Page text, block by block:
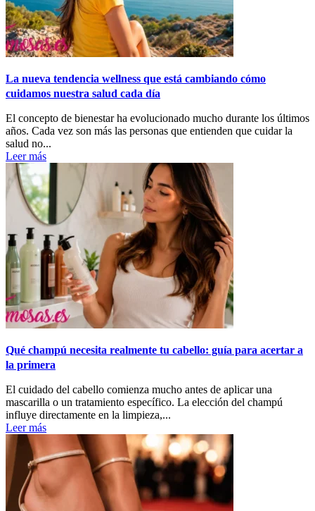
La nueva tendencia wellness que está cambiando cómo
cuidamos nuestra salud cada día
El concepto de bienestar ha evolucionado mucho durante los últimos
años. Cada vez son más las personas que entienden que cuidar la
salud no...
Leer más
Qué champú necesita realmente tu cabello: guía para acertar a
la primera
El cuidado del cabello comienza mucho antes de aplicar una
mascarilla o un tratamiento específico. La elección del champú
influye directamente en la limpieza,...
Leer más